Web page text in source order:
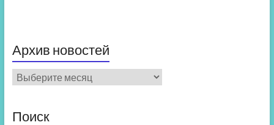
Архив новостей
Архив
новостей
Поиск